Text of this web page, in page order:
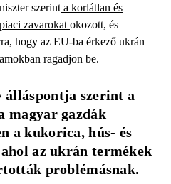
szerint a korlátlan és
zavarokat okozott, és
hogy az EU-ba érkező ukrán
ragadjon be.
álláspontja szerint a
magyar gazdák
a kukorica, hús- és
az ukrán termékek
problémásnak.